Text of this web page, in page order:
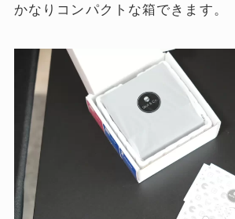
かなりコンパクトな箱できます。